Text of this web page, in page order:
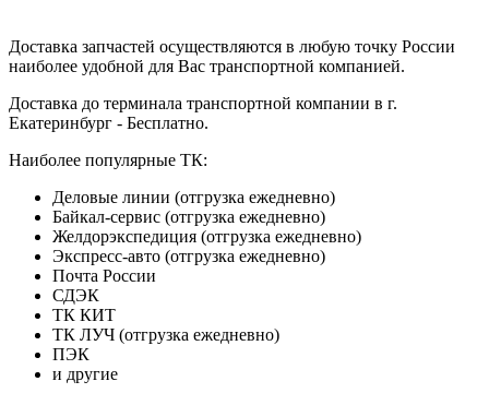
Доставка запчастей осуществляются в любую точку России
наиболее удобной для Вас транспортной компанией.
Доставка до терминала транспортной компании в г.
Екатеринбург - Бесплатно.
Наиболее популярные ТК:
Деловые линии (отгрузка ежедневно)
Байкал-сервис (отгрузка ежедневно)
Желдорэкспедиция (отгрузка ежедневно)
Экспресс-авто (отгрузка ежедневно)
Почта России
СДЭК
ТК КИТ
ТК ЛУЧ (отгрузка ежедневно)
ПЭК
и другие